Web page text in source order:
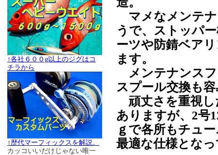
↑各社６００g以上のジグはコ
チラから
↑歴代マーフィックスを解説。
カッコいいだけじゃない唯一
マメなメンテナ
うで、ストッパ
ーツや防錆ベア
ます。
メンテナンスフ
スプール交換も
頑丈さを重視し
ありますが、2号
ｇで各所もチュ
最適な仕様とな